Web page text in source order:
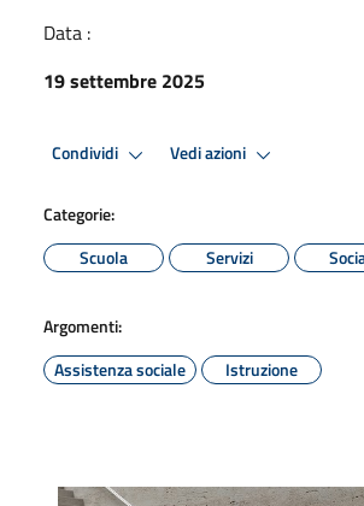
Data :
19 settembre 2025
Condividi Vedi azioni
Categorie:
Scuola
Servizi
Argomenti:
Assistenza sociale
Istruzione